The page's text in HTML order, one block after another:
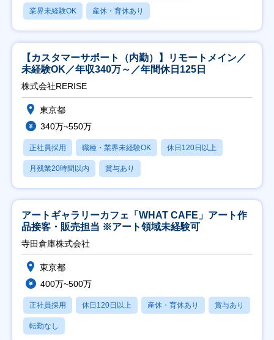
業界未経験OK 産休・育休あり
【カスタマーサポート（内勤）】リモートメイン／
未経験OK／年収340万～／年間休日125日
株式会社RERISE
東京都
340万~550万
正社員採用 職種・業界未経験OK 休日120日以上
月残業20時間以内 賞与あり
アートギャラリーカフェ「WHAT CAFE」アート作
品接客・販売担当 ※アート領域未経験可
寺田倉庫株式会社
東京都
400万~500万
正社員採用 休日120日以上 産休・育休あり 賞与あり
転勤なし